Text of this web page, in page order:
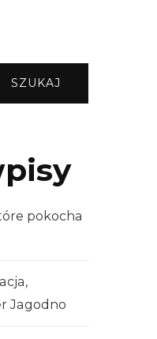
SZUKAJ
pokocha
Jagodno